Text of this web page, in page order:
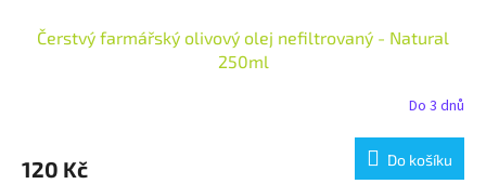
Čerstvý farmářský olivový olej nefiltrovaný - Natural
250ml
Do 3 dnů
120 Kč Do košíku